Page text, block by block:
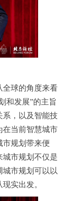
全球的角度来看
和发展”的主旨
系，以及智能技
在当前智慧城市
市规划带来便
城市规划不仅是
市规划可以以
实出发。